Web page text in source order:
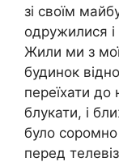
зі своїм
одружилися
Жили ми з
будинок
переїхати
блукати, і
було соромно
перед